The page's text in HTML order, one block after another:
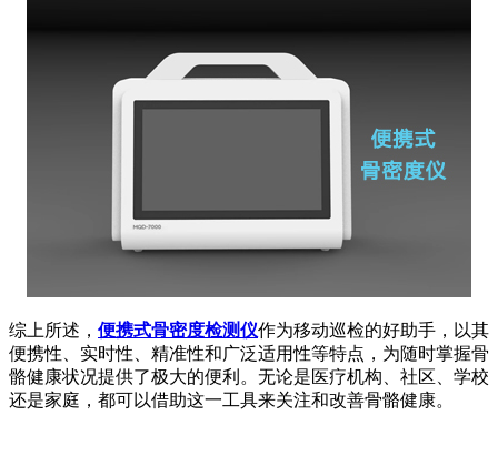
综上所述， 便携式骨密度检测仪作为移动巡检的好助手，以其
便携性、实时性、精准性和广泛适用性等特点，为随时掌握骨
骼健康状况提供了极大的便利。无论是医疗机构、社区、学校
还是家庭，都可以借助这一工具来关注和改善骨骼健康。